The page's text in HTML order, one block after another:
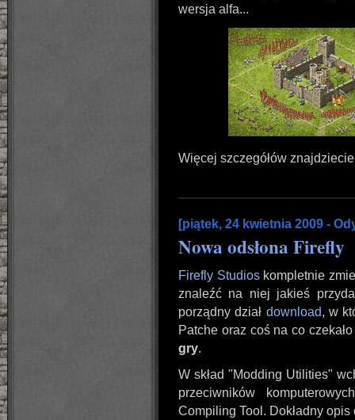
wersja alfa...
Więcej szczegółów
[piątek, 24 kwietnia 2009 -
Nowa odsłona Firefly
Firefly Studioskompletnie
znaleźć na niej jakieś
porządny dział download, w
Patche oraz coś na co
gry.
W skład "Modding Utilities"
przeciwników
Compiling Tool. Dokładny